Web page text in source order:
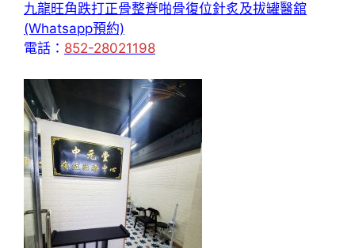
九龍旺角跌打正骨整脊啪骨復位針炙及拔罐醫舘
(Whatsapp預約)
電話： 852-28021198